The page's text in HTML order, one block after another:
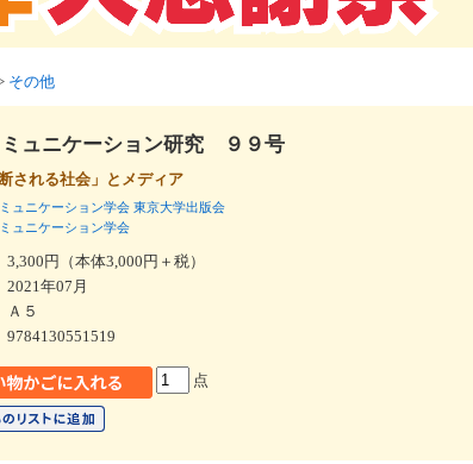
その他
ミュニケーション研究 ９９号
される社会」とメディア
ュニケーション学会 東京大学出版会
ュニケーション学会
3,300円（本体3,000円＋税）
2021年07月
Ａ５
9784130551519
点